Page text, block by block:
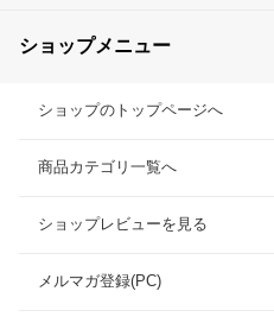
ショップメニュー
ショップのトップページへ
商品カテゴリ一覧へ
ショップレビューを見る
メルマガ登録(PC)